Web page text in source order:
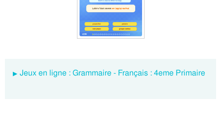
Jeux en ligne : Grammaire - Français : 4eme Primaire